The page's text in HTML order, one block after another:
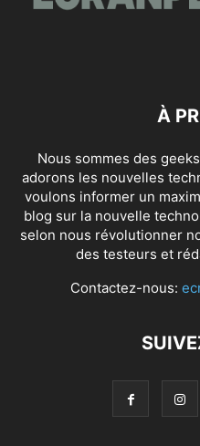
À
Nous sommes des
adorons les nouvelles
voulons informer un
blog sur la nouvelle
selon nous révolutionner
des testeurs et
Contactez-nous: